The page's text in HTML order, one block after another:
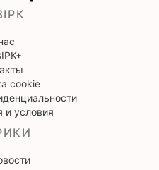
cookie
и условия